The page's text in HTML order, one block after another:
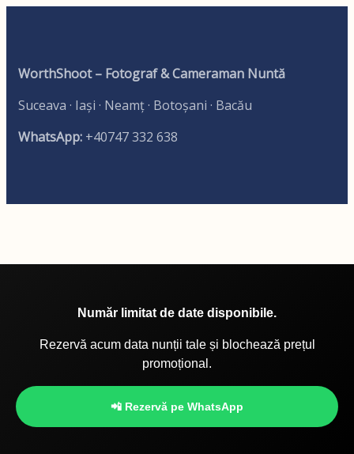
WorthShoot – Fotograf & Cameraman Nuntă
Suceava · Iași · Neamț · Botoșani · Bacău
WhatsApp: +40747 332 638
Număr limitat de date disponibile.
Rezervă acum data nunții tale și blochează prețul
promoțional.
📲 Rezervă pe WhatsApp